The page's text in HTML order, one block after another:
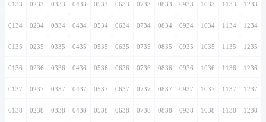
0133 0233 0333 0433 0533 0633 0733 0833 0933 1033 1133 1233
0134 0234 0334 0434 0534 0634 0734 0834 0934 1034 1134 1234
0135 0235 0335 0435 0535 0635 0735 0835 0935 1035 1135 1235
0136 0236 0336 0436 0536 0636 0736 0836 0936 1036 1136 1236
0137 0237 0337 0437 0537 0637 0737 0837 0937 1037 1137 1237
0138 0238 0338 0438 0538 0638 0738 0838 0938 1038 1138 1238